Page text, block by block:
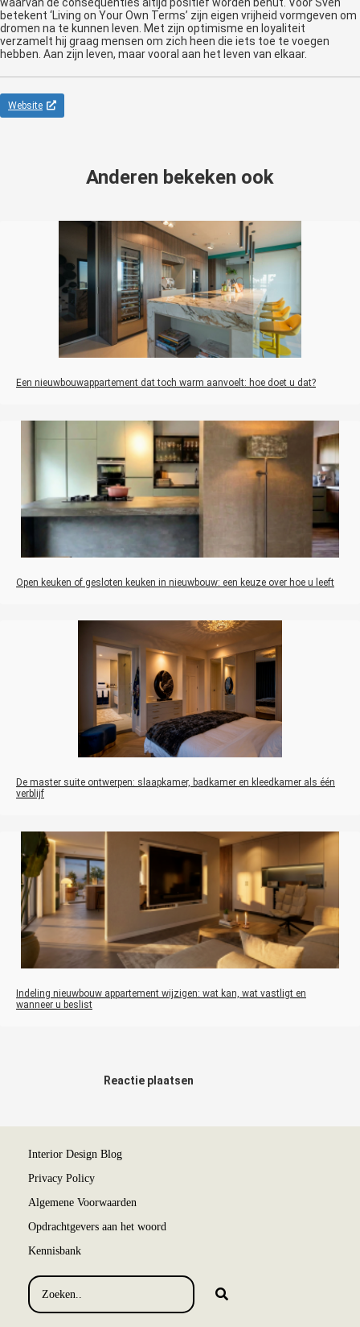
waarvan de consequenties altijd positief worden benut. Voor Sven
betekent ‘Living on Your Own Terms’ zijn eigen vrijheid vormgeven om
dromen na te kunnen leven. Met zijn optimisme en loyaliteit
verzamelt hij graag mensen om zich heen die iets toe te voegen
hebben. Aan zijn leven, maar vooral aan het leven van elkaar.
Website
Anderen bekeken ook
Een nieuwbouwappartement dat toch warm aanvoelt: hoe doet u dat?
Open keuken of gesloten keuken in nieuwbouw: een keuze over hoe u leeft
De master suite ontwerpen: slaapkamer, badkamer en kleedkamer als één
verblijf
Indeling nieuwbouw appartement wijzigen: wat kan, wat vastligt en
wanneer u beslist
Reactie plaatsen
Interior Design Blog
Privacy Policy
Algemene Voorwaarden
Opdrachtgevers aan het woord
Kennisbank